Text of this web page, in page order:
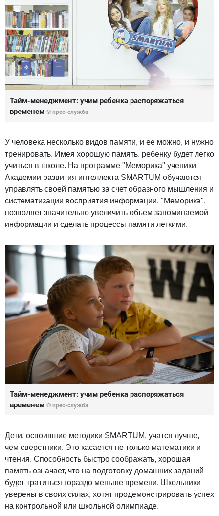
Тайм-менеджмент: учим ребенка распоряжаться
временем © прес-служба
У человека несколько видов памяти, и ее можно, и нужно
тренировать. Имея хорошую память, ребенку будет легко
учиться в школе. На программе "Меморика" ученики
Академии развития интеллекта SMARTUM обучаются
управлять своей памятью за счет образного мышления и
систематизации восприятия информации. "Меморика",
позволяет значительно увеличить объем запоминаемой
информации и сделать процессы памяти легкими.
Тайм-менеджмент: учим ребенка распоряжаться
временем © прес-служба
Дети, освоившие методики SMARTUM, учатся лучше,
чем сверстники. Это касается не только математики и
чтения. Способность быстро соображать, хорошая
память означает, что на подготовку домашних заданий
будет тратиться гораздо меньше времени. Школьники
уверены в своих силах, хотят продемонстрировать успех
на контрольной или школьной олимпиаде.